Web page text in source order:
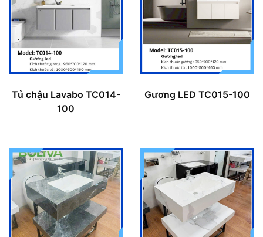
Tủ chậu Lavabo TC014-
100
Gương LED TC015-100